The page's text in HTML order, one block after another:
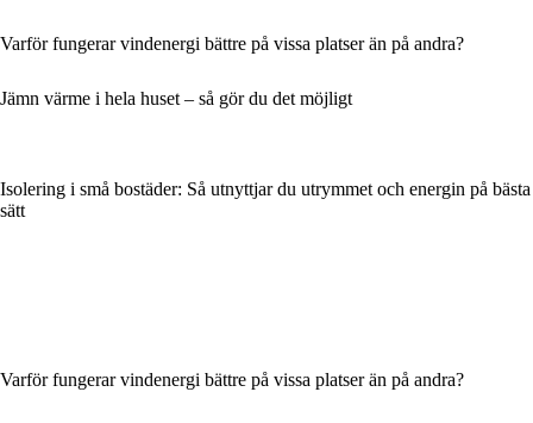
Varför fungerar vindenergi bättre på vissa platser än på andra?
Jämn värme i hela huset – så gör du det möjligt
Isolering i små bostäder: Så utnyttjar du utrymmet och energin på bästa
sätt
Varför fungerar vindenergi bättre på vissa platser än på andra?